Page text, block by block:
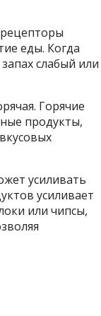
еды. Когда
слабый или
Горячие
продукты,
усиливать
усиливает
или чипсы,